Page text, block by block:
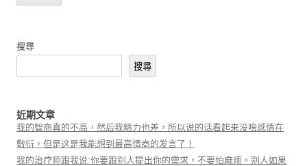
搜尋
搜尋
近期文章
我的智商真的不高，然后我精力也差，所以说的话看起来没啥感情在
敷衍，但是这是我能想到最高情商的发言了！
我的治疗师跟我说:你要跟别人提出你的需求，不要怕麻烦。别人如果